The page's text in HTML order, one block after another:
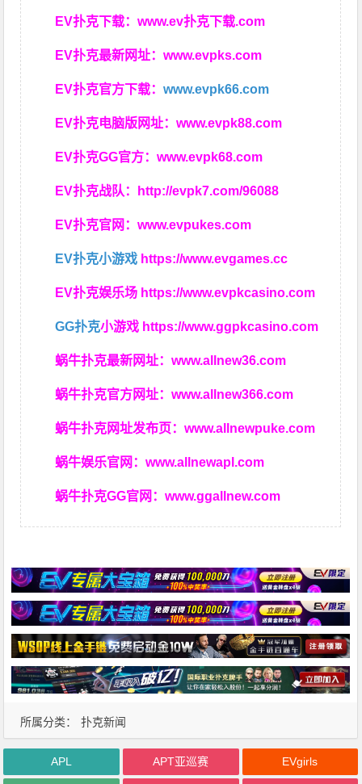
EV扑克下载：www.ev扑克下载.com
EV扑克最新网址：www.evpks.com
EV扑克官方下载：www.evpk66.com
EV扑克电脑版网址：www.evpk88.com
EV扑克GG官方：www.evpk68.com
EV扑克战队： http://evpk7.com/96088
EV扑克官网：www.evpukes.com
EV扑克小游戏 https://www.evgames.cc
EV扑克娱乐场 https://www.evpkcasino.com
GG扑克小游戏 https://www.ggpkcasino.com
蜗牛扑克最新网址：www.allnew36.com
蜗牛扑克官方网址：www.allnew366.com
蜗牛扑克网址发布页：www.allnewpuke.com
蜗牛娱乐官网：www.allnewapl.com
蜗牛扑克GG官网：www.ggallnew.com
所属分类： 扑克新闻
APL APT亚巡赛 EVgirls